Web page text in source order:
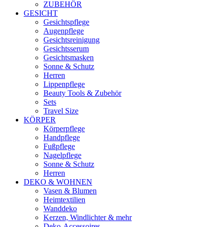
ZUBEHÖR
GESICHT
Gesichtspflege
Augenpflege
Gesichtsreinigung
Gesichtsserum
Gesichtsmasken
Sonne & Schutz
Herren
Lippenpflege
Beauty Tools & Zubehör
Sets
Travel Size
KÖRPER
Körperpflege
Handpflege
Fußpflege
Nagelpflege
Sonne & Schutz
Herren
DEKO & WOHNEN
Vasen & Blumen
Heimtextilien
Wanddeko
Kerzen, Windlichter & mehr